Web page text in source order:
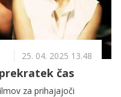
25. 04. 2025 13.48
čas
za prihajajoči